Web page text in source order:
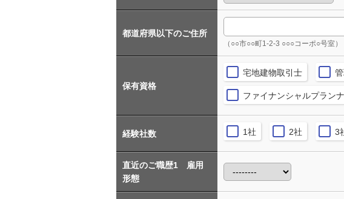
都道府県以下のご住所
（○○市○○町1-2-3 ○○○コーポ○号室）
保有資格
宅地建物取引士
ファイナンシャルプラン
経験社数 1社 2社 3
直近のご職歴1 雇用
形態